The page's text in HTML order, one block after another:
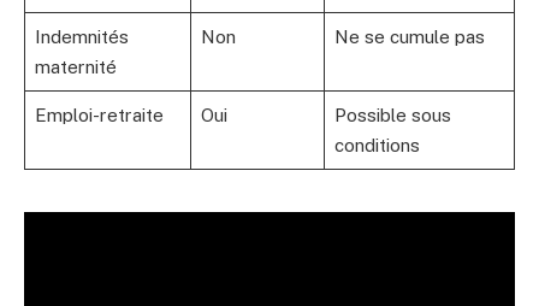
Indemnités
maternité
Non Ne se cumule pas
Emploi-retraite Oui
Possible sous
conditions